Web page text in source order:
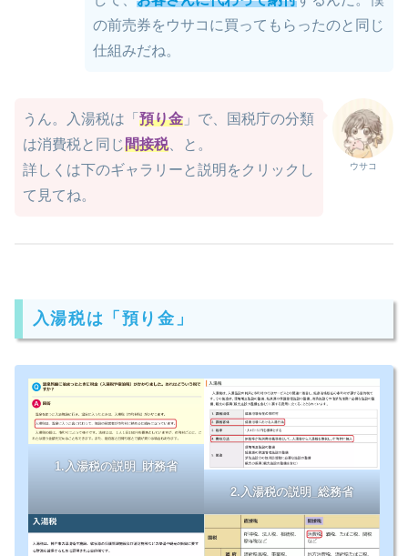
の前売券をウサコに買ってもらったのと同じ
仕組みだね。
ウサコ
うん。入湯税は「 預り金 」で、国税庁の分類
は消費税と同じ間接税、と。
詳しくは下のギャラリーと説明をクリックし
て見てね。
入湯税は「預り金」
1.入湯税の説明_財務省
2.入湯税の説明_総務省